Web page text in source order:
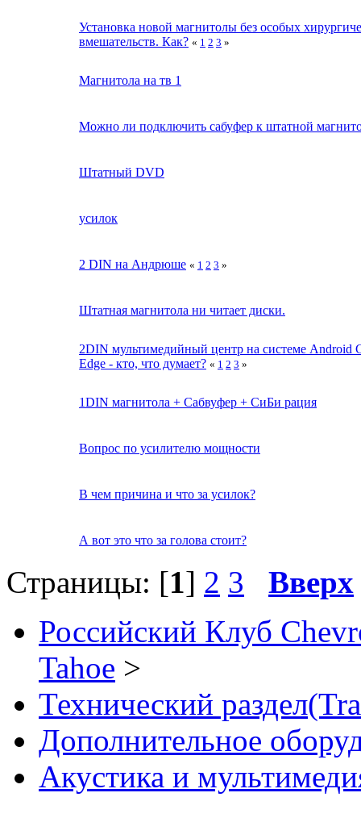
Установка новой магнитолы без особых
вмешательств. Как? « 1 2 3 »
Магнитола на тв 1
Можно ли подключить сабуфер к штатной
Штатный DVD
усилок
2 DIN на Андрюше « 1 2 3 »
Штатная магнитола ни читает диски.
2DIN мультимедийный центр на системе Android
Edge - кто, что думает? « 1 2 3 »
1DIN магнитола + Сабвуфер + СиБи рация
Вопрос по усилителю мощности
В чем причина и что за усилок?
А вот это что за голова стоит?
Страницы: [1] 2 3
Вверх
Российский Клуб
Tahoe >
Технический
Дополнительное
Акустика и